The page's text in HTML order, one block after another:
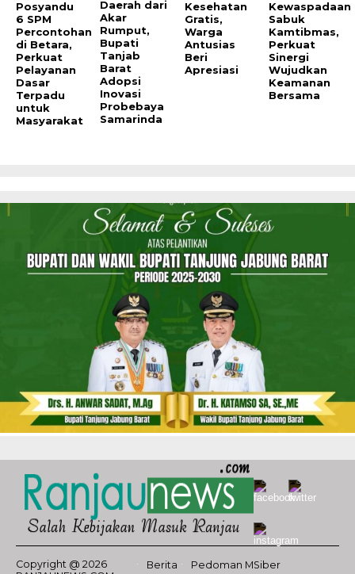
Posyandu
6 SPM
Percontohan
di Betara,
Perkuat
Pelayanan
Dasar
Terpadu
untuk
Masyarakat
Daerah dari
Akar
Rumput,
Bupati
Tanjab
Barat
Adopsi
Inovasi
Probebaya
Samarinda
Kesehatan
Gratis,
Warga
Antusias
Beri
Apresiasi
Kewaspadaan
Sabuk
Kamtibmas,
Perkuat
Sinergi
Wujudkan
Keamanan
Bersama
Copyright @ 2026
Berita Pedoman MSiber